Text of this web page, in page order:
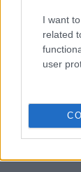
I want
related
user